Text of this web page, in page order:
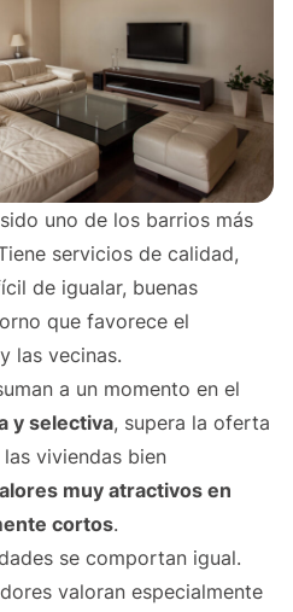
uno de los barrios más
servicios de calidad,
de igualar, buenas
que favorece el
las vecinas.
a un momento en el
y selectiva, supera la oferta
viviendas bien
muy atractivos en
cortos.
se comportan igual.
valoran especialmente